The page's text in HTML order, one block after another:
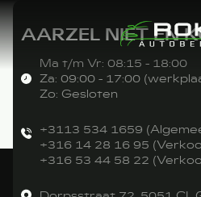
AARZEL NIET EN
Ma t/m Vr: 08:15 - 18:00
Za: 09:00 - 17:00
Zo: Gesloten
+3113 534 1659
+316 14 28 16 95
+316 53 44 58 22